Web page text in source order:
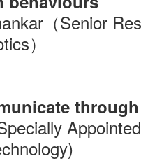
（Senior
）